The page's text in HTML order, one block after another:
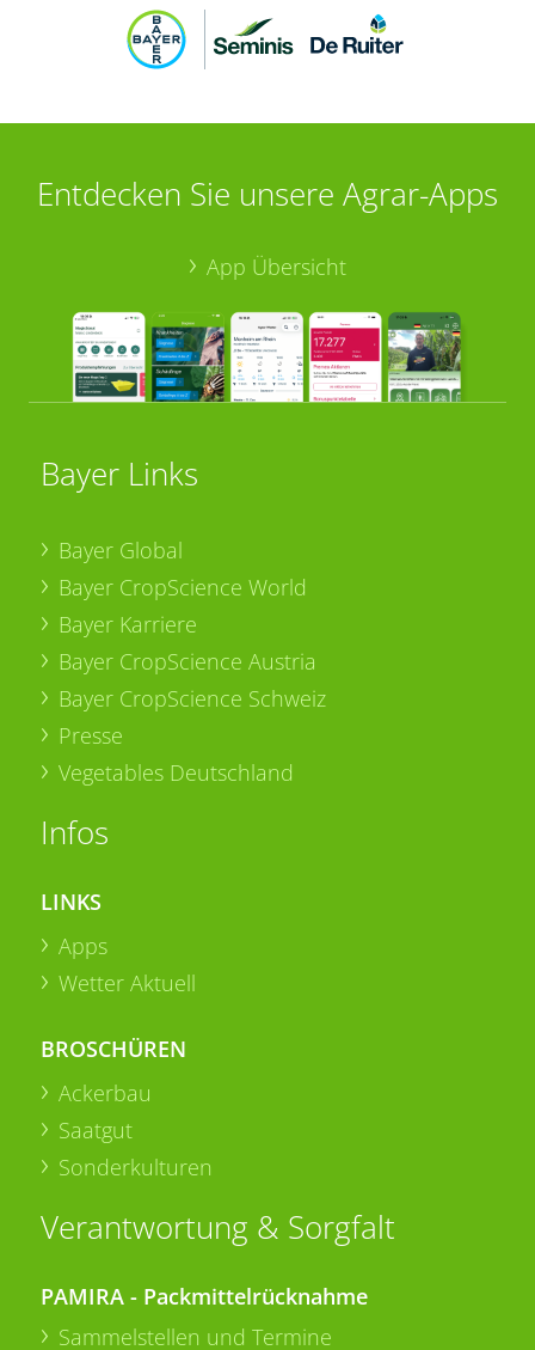
Entdecken Sie unsere Agrar-Apps
App Übersicht
Bayer Links
Bayer Global
Bayer CropScience World
Bayer Karriere
Bayer CropScience Austria
Bayer CropScience Schweiz
Presse
Vegetables Deutschland
Infos
LINKS
Apps
Wetter Aktuell
BROSCHÜREN
Ackerbau
Saatgut
Sonderkulturen
Verantwortung & Sorgfalt
PAMIRA - Packmittelrücknahme
Sammelstellen und Termine